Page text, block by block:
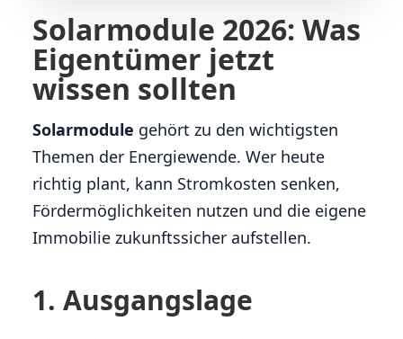
Solarmodule 2026: Was
Eigentümer jetzt
wissen sollten
Solarmodule gehört zu den wichtigsten
Themen der Energiewende. Wer heute
richtig plant, kann Stromkosten senken,
Fördermöglichkeiten nutzen und die eigene
Immobilie zukunftssicher aufstellen.
1. Ausgangslage